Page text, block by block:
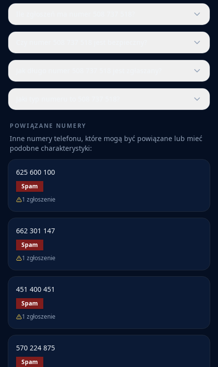
POWIĄZANE NUMERY
Inne numery telefonu, które mogą być powiązane lub mieć
podobne charakterystyki:
625 600 100
Spam
1 zgłoszenie
662 301 147
Spam
1 zgłoszenie
451 400 451
Spam
1 zgłoszenie
570 224 875
Spam